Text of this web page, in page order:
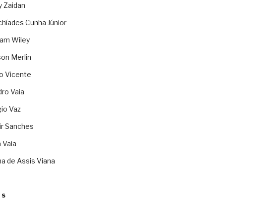
Zaidan
Cunha Júnior
Wiley
Merlin
Vicente
Vaia
Vaz
Sanches
Vaia
de Assis Viana